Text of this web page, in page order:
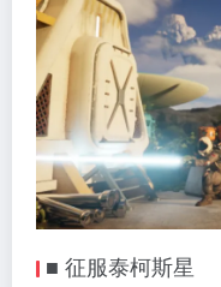
■ 征服泰柯斯星